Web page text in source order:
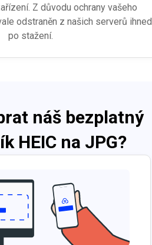
Z důvodu ochrany vašeho
odstraněn z našich serverů ihned
po stažení.
náš bezplatný
HEIC na JPG?